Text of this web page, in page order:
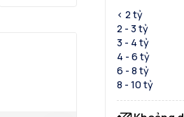
< 2 tỷ
2 - 3 tỷ
3 - 4 tỷ
4 - 6 tỷ
6 - 8 tỷ
8 - 10 tỷ